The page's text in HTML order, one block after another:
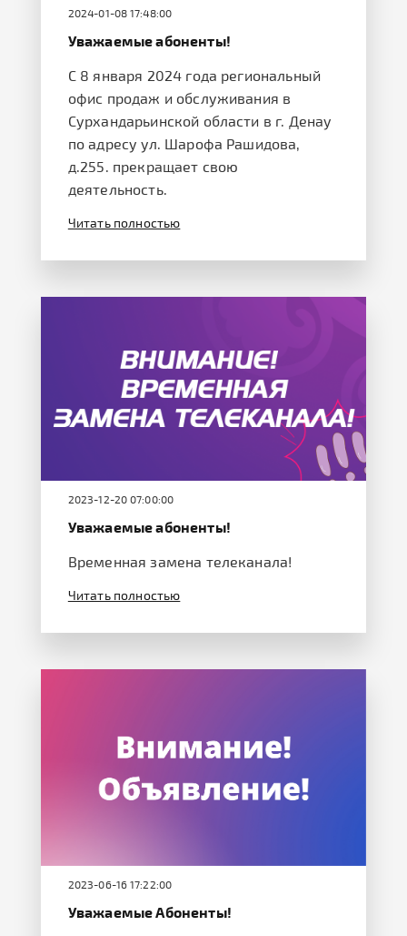
2024-01-08 17:48:00
Уважаемые абоненты!
С 8 января 2024 года региональный
офис продаж и обслуживания в
Сурхандарьинской области в г. Денау
по адресу ул. Шарофа Рашидова,
д.255. прекращает свою
деятельность.
Читать полностью
2023-12-20 07:00:00
Уважаемые абоненты!
Временная замена телеканала!
Читать полностью
2023-06-16 17:22:00
Уважаемые Абоненты!